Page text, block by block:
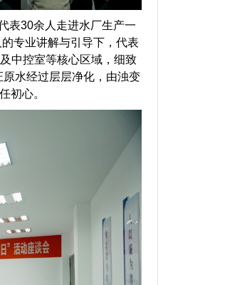
表30余人走进水厂生产一
的专业讲解与引导下，代表
中控室等核心区域，细致
水经过层层净化，由浊变
初心。